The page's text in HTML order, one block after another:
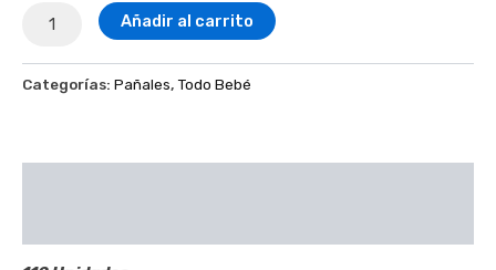
Añadir al carrito
Categorías: Pañales, Todo Bebé